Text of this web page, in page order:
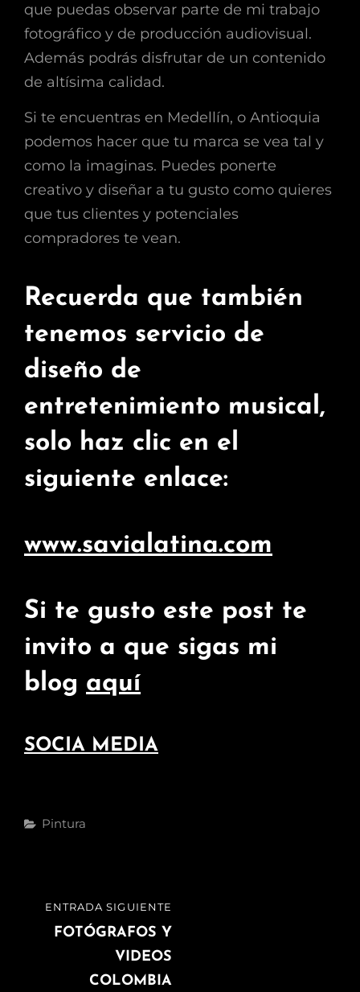
que puedas observar parte de mi trabajo
fotográfico y de producción audiovisual.
Además podrás disfrutar de un contenido
de altísima calidad.
Si te encuentras en Medellín, o Antioquia
podemos hacer que tu marca se vea tal y
como la imaginas. Puedes ponerte
creativo y diseñar a tu gusto como quieres
que tus clientes y potenciales
compradores te vean.
Recuerda que también
tenemos servicio de
diseño de
entretenimiento musical,
solo haz clic en el
siguiente enlace:
www.savialatina.com
Si te gusto este post te
invito a que sigas mi
blog aquí
SOCIA MEDIA
Categorías
Pintura
Navegación
ENTRADA
SIGUIENTE
ENTRADA SIGUIENTE
FOTÓGRAFOS Y
VIDEOS
COLOMBIA